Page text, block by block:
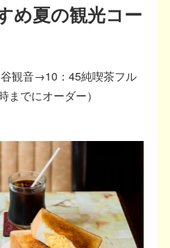
め夏の観光コー
観音→10：45純喫茶フル
までにオーダー）